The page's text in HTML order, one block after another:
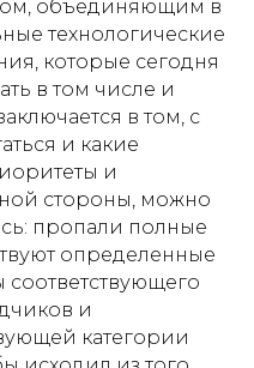
объединяющим в
технологические
которые сегодня
в том числе и
в том, с
и какие
и
стороны, можно
пропали полные
определенные
и
категории